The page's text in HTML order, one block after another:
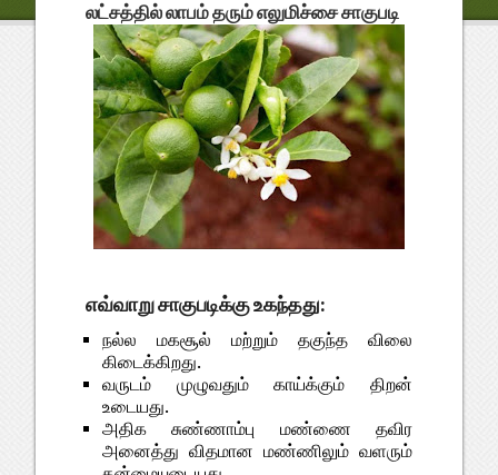
லட்சத்தில் லாபம் தரும் எலுமிச்சை சாகுபடி
எவ்வாறு சாகுபடிக்கு உகந்தது:
நல்ல மகசூல் மற்றும் தகுந்த விலை
கிடைக்கிறது.
வருடம் முழுவதும் காய்க்கும் திறன்
உடையது.
அதிக சுண்ணாம்பு மண்ணை தவிர
அனைத்து விதமான மண்ணிலும் வளரும்